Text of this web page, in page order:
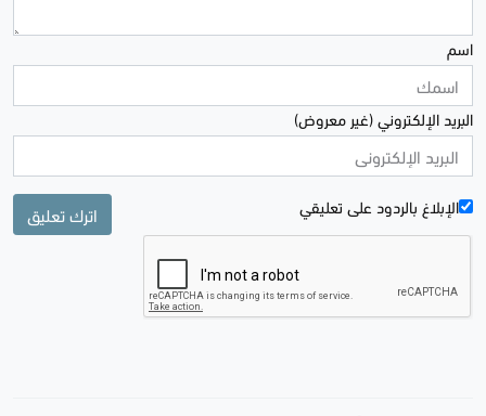
اسم
البريد الإلكتروني (غير معروض)
الإبلاغ بالردود علی تعليقي اترك تعليق